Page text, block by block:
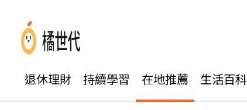
退休理財 持續學習 在地推薦 生活百科